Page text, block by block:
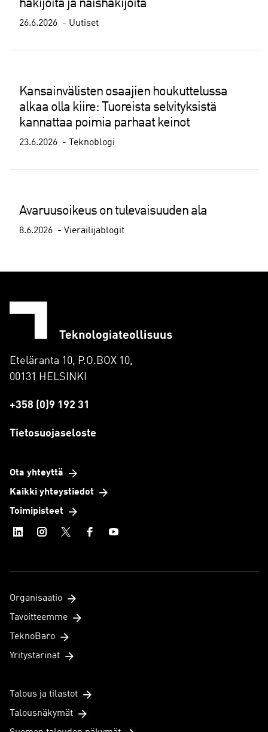
hakijoita ja naishakijoita
26.6.2026 Uutiset
Kansainvälisten osaajien houkuttelussa
alkaa olla kiire: Tuoreista selvityksistä
kannattaa poimia parhaat keinot
23.6.2026 Teknoblogi
Avaruusoikeus on tulevaisuuden ala
8.6.2026 Vierailijablogit
Eteläranta 10, P.O.BOX 10,
00131 HELSINKI
+358 (0)9 192 31
Tietosuojaseloste
Ota yhteyttä
Kaikki yhteystiedot
Toimipisteet
Organisaatio
Tavoitteemme
TeknoBaro
Yritystarinat
Talous ja tilastot
Talousnäkymät